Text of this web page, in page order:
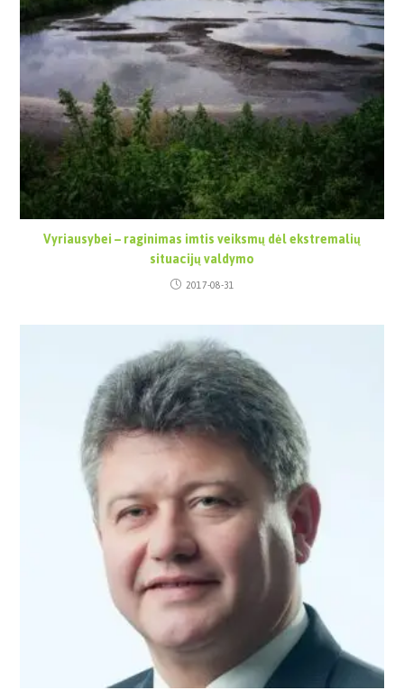
Vyriausybei – raginimas imtis veiksmų dėl ekstremalių
situacijų valdymo
2017-08-31